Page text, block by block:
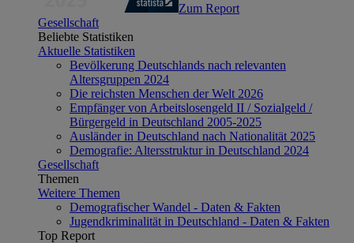
Zum Report
Gesellschaft
Beliebte Statistiken
Aktuelle Statistiken
Bevölkerung Deutschlands nach relevanten
Altersgruppen 2024
Die reichsten Menschen der Welt 2026
Empfänger von Arbeitslosengeld II / Sozialgeld /
Bürgergeld in Deutschland 2005-2025
Ausländer in Deutschland nach Nationalität 2025
Demografie: Altersstruktur in Deutschland 2024
Gesellschaft
Themen
Weitere Themen
Demografischer Wandel - Daten & Fakten
Jugendkriminalität in Deutschland - Daten & Fakten
Top Report